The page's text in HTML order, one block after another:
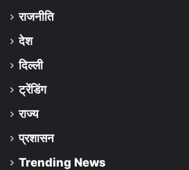
राजनीति
देश
दिल्ली
ट्रेंडिंग
राज्य
प्रशासन
Trending News